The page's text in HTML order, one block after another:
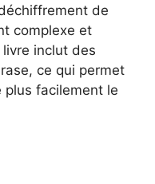
de
complexe et
inclut des
ce qui permet
plus facilement le